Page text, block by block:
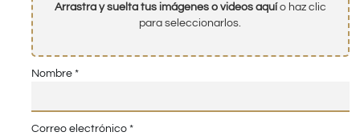
Arrastra y suelta tus imágenes o videos aquío haz clic
para seleccionarlos.
Nombre *
Correo electrónico *